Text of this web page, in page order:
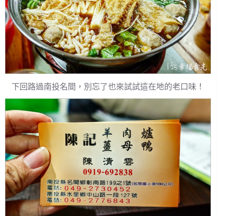
下回路過南投名間，別忘了也來試試這在地的老口味！